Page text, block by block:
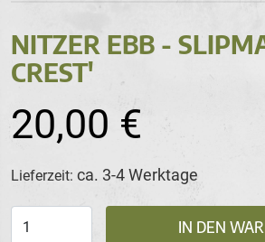
NITZER EBB -
CREST'
20,00 €
Lieferzeit: ca. 3-4 Werktage
IN DEN